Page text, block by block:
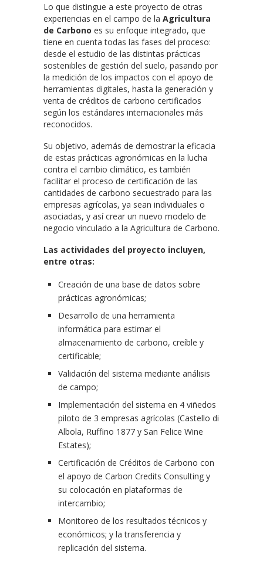
Lo que distingue a este proyecto de otras
experiencias en el campo de la Agricultura
de Carbono es su enfoque integrado, que
tiene en cuenta todas las fases del proceso:
desde el estudio de las distintas prácticas
sostenibles de gestión del suelo, pasando por
la medición de los impactos con el apoyo de
herramientas digitales, hasta la generación y
venta de créditos de carbono certificados
según los estándares internacionales más
reconocidos.
Su objetivo, además de demostrar la eficacia
de estas prácticas agronómicas en la lucha
contra el cambio climático, es también
facilitar el proceso de certificación de las
cantidades de carbono secuestrado para las
empresas agrícolas, ya sean individuales o
asociadas, y así crear un nuevo modelo de
negocio vinculado a la Agricultura de Carbono.
Las actividades del proyecto incluyen,
entre otras:
Creación de una base de datos sobre
prácticas agronómicas;
Desarrollo de una herramienta
informática para estimar el
almacenamiento de carbono, creíble y
certificable;
Validación del sistema mediante análisis
de campo;
Implementación del sistema en 4 viñedos
piloto de 3 empresas agrícolas (Castello di
Albola, Ruffino 1877 y San Felice Wine
Estates);
Certificación de Créditos de Carbono con
el apoyo de Carbon Credits Consulting y
su colocación en plataformas de
intercambio;
Monitoreo de los resultados técnicos y
económicos; y la transferencia y
replicación del sistema.